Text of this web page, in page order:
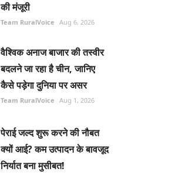
की मंजूरी
Team RuralVoice Aug 6, 2026
वैश्विक अनाज बाजार की तस्वीर
बदलने जा रहा है चीन, जानिए
कैसे पड़ेगा दुनिया पर असर
Team RuralVoice Aug 1, 2026
पेराई जल्द शुरू करने की नौबत
क्यों आई? कम उत्पादन के बावजूद
निर्यात बना मुसीबत!